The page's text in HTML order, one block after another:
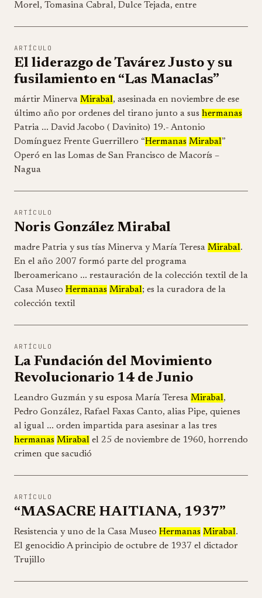
Morel, Tomasina Cabral, Dulce Tejada, entre
ARTÍCULO
El liderazgo de Tavárez Justo y su
fusilamiento en “Las Manaclas”
mártir Minerva Mirabal, asesinada en noviembre de ese
último año por ordenes del tirano junto a sus hermanas
Patria ... David Jacobo ( Davinito) 19.- Antonio
Domínguez Frente Guerrillero “Hermanas Mirabal”
Operó en las Lomas de San Francisco de Macorís –
Nagua
ARTÍCULO
Noris González Mirabal
madre Patria y sus tías Minerva y María Teresa Mirabal.
En el año 2007 formó parte del programa
Iberoamericano ... restauración de la colección textil de la
Casa Museo Hermanas Mirabal; es la curadora de la
colección textil
ARTÍCULO
La Fundación del Movimiento
Revolucionario 14 de Junio
Leandro Guzmán y su esposa María Teresa Mirabal,
Pedro González, Rafael Faxas Canto, alias Pipe, quienes
al igual ... orden impartida para asesinar a las tres
hermanas Mirabal el 25 de noviembre de 1960, horrendo
crimen que sacudió
ARTÍCULO
“MASACRE HAITIANA, 1937”
Resistencia y uno de la Casa Museo Hermanas Mirabal.
El genocidio A principio de octubre de 1937 el dictador
Trujillo